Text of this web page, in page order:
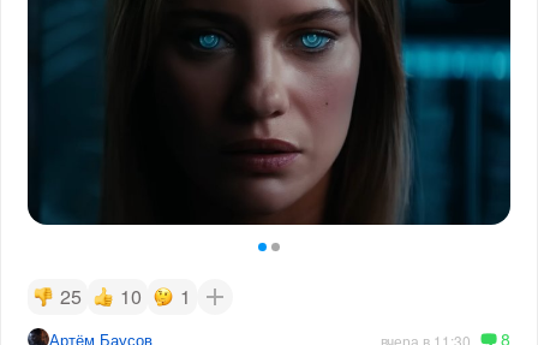
25 10 1
Артём Баусов вчера в 11:30 8